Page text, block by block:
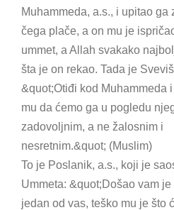
Muhammeda, a.s., i upitao ga
čega plače, a on mu je
ummet, a Allah svakako
šta je on rekao. Tada je
&quot;Otiđi kod Muhammeda
mu da ćemo ga u pogledu
zadovoljnim, a ne žalosnim i
nesretnim.&quot; (Muslim)
To je Poslanik, a.s., koji je
Ummeta: &quot;Došao vam
jedan od vas, teško mu je što